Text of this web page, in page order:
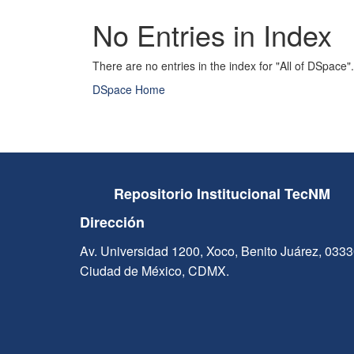
No Entries in Index
There are no entries in the index for "All of DSpace".
DSpace Home
Repositorio Institucional TecNM
Dirección
Av. Universidad 1200, Xoco, Benito Juárez,
Ciudad de México, CDMX.